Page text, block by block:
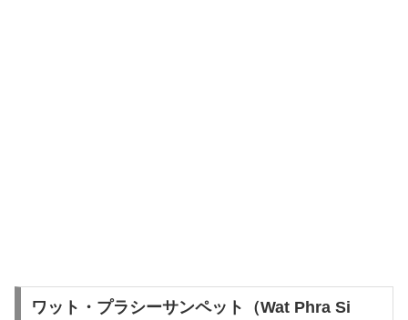
ワット・プラシーサンペット（Wat Phra Si